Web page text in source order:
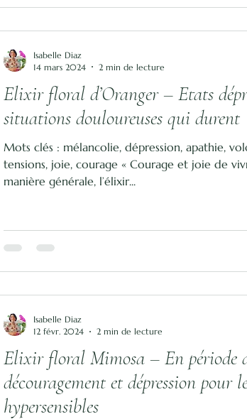
Elixir floral d’Oranger – Etats
situations douloureuses qui durent
Mots clés : mélancolie, dépression, apathie,
tensions, joie, courage « Courage et joie de
manière générale, l’élixir...
Isabelle Diaz
14 mars 2024
2 min de lecture
Elixir floral Mimosa – En période
découragement et dépression pour
hypersensibles
Isabelle Diaz
12 févr. 2024
2 min de lecture